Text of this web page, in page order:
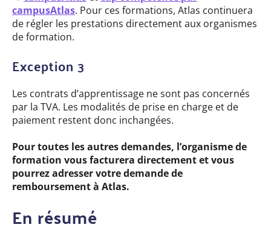
campusAtlas. Pour ces formations, Atlas continuera
de régler les prestations directement aux organismes
de formation.
Exception 3
Les contrats d’apprentissage ne sont pas concernés
par la TVA. Les modalités de prise en charge et de
paiement restent donc inchangées.
Pour toutes les autres demandes, l’organisme de
formation vous facturera directement et vous
pourrez adresser votre demande de
remboursement à Atlas.
En résumé